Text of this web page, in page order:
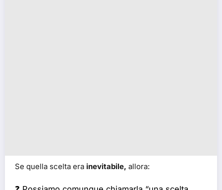
Se quella scelta era inevitabile, allora: